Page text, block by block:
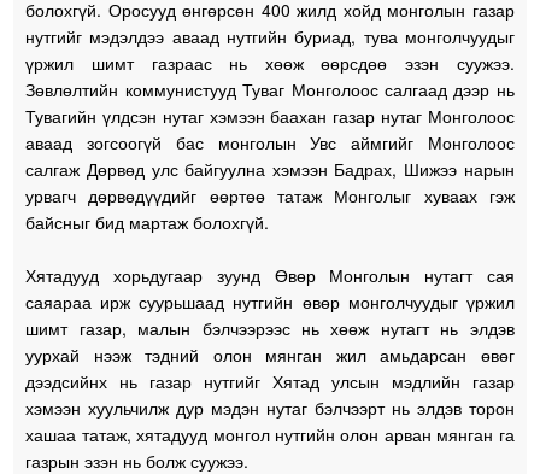
болохгүй. Оросууд өнгөрсөн 400 жилд хойд монголын газар
нутгийг мэдэлдээ аваад нутгийн буриад, тува монголчуудыг
үржил шимт газраас нь хөөж өөрсдөө эзэн суужээ.
Зөвлөлтийн коммунистууд Туваг Монголоос салгаад дээр нь
Тувагийн үлдсэн нутаг хэмээн баахан газар нутаг Монголоос
аваад зогсоогүй бас монголын Увс аймгийг Монголоос
салгаж Дөрвөд улс байгуулна хэмээн Бадрах, Шижээ нарын
урвагч дөрвөдүүдийг өөртөө татаж Монголыг хуваах гэж
байсныг бид мартаж болохгүй.
Хятадууд хорьдугаар зуунд Өвөр Монголын нутагт сая
саяараа ирж суурьшаад нутгийн өвөр монголчуудыг үржил
шимт газар, малын бэлчээрээс нь хөөж нутагт нь элдэв
уурхай нээж тэдний олон мянган жил амьдарсан өвөг
дээдсийнх нь газар нутгийг Хятад улсын мэдлийн газар
хэмээн хуульчилж дур мэдэн нутаг бэлчээрт нь элдэв торон
хашаа татаж, хятадууд монгол нутгийн олон арван мянган га
газрын эзэн нь болж суужээ.